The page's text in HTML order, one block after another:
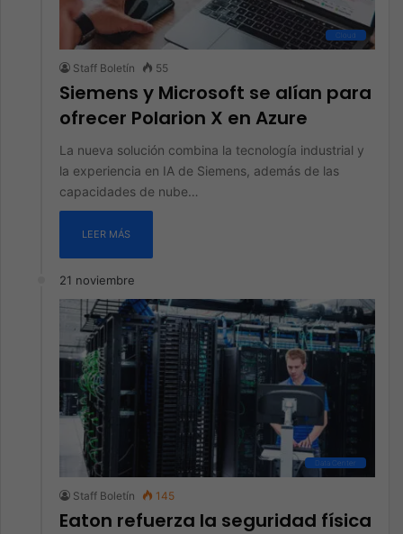
Cloud
Staff Boletín 55
Siemens y Microsoft se alían para
ofrecer Polarion X en Azure
La nueva solución combina la tecnología industrial y
la experiencia en IA de Siemens, además de las
capacidades de nube…
LEER MÁS
21 noviembre
Data Center
Staff Boletín 145
Eaton refuerza la seguridad física